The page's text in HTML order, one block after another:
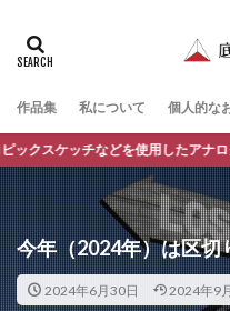
作品集 私について 個人的な
使用したアナログのイラスト作
今年（2024年）は区
2024年6月30日 2024年9